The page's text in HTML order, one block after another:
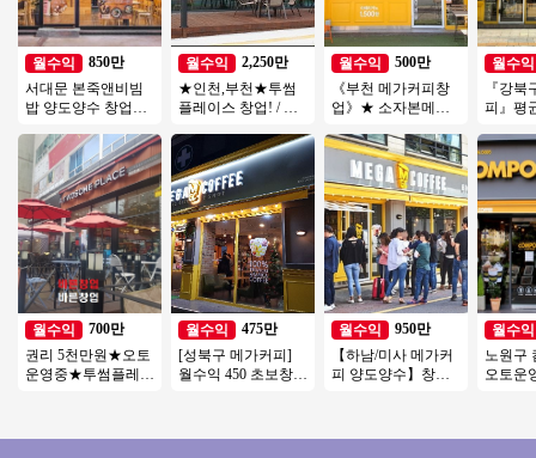
월수익
850만
서대문 본죽앤비빔
밥 양도양수 창업비
이즈 창업 절차 직장
인투잡
월수익
700만
권리 5천만원★오토
운영중★투썸플레이
월수익
2,250만
★인천,부천★투썸
플레이스 창업! / 지
고수익 창업!
월수익
475만
[성북구 메가커피]
월수익 450 초보창
월수익
500만
《부천 메가커피창
업》★ 소자본메가
많은 메가커피창업
월수익
950만
【하남/미사 메가커
피 양도양수】창업
월수익
『강북
피』평
익/초
월수익
노원구
오토운